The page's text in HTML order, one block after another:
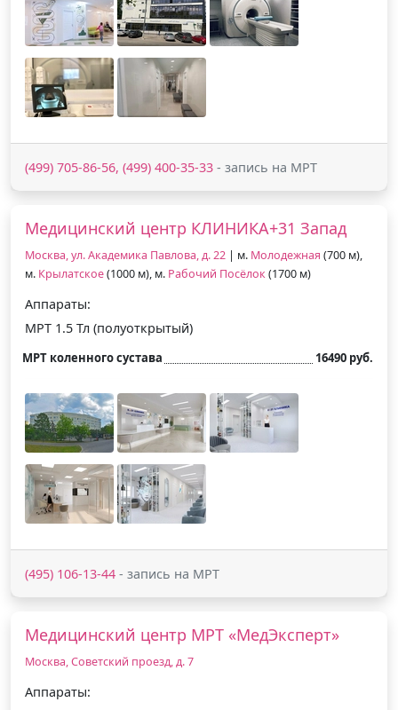
(499) 705-86-56, (499) 400-35-33 - запись на МРТ
Медицинский центр КЛИНИКА+31 Запад
Москва, ул. Академика Павлова, д. 22 | м. Молодежная (700 м),
м. Крылатское(1000 м), м. Рабочий Посёлок(1700 м)
Аппараты:
МРТ 1.5 Тл (полуоткрытый)
МРТ коленного сустава 16490 руб.
(495) 106-13-44 - запись на МРТ
Медицинский центр МРТ «МедЭксперт»
Москва, Советский проезд, д. 7
Аппараты: